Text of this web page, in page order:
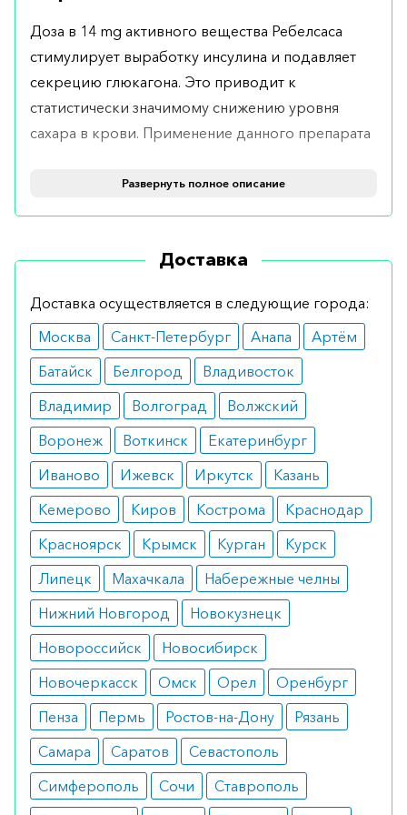
Доза в 14 mg активного вещества Ребелсаса
стимулирует выработку инсулина и подавляет
секрецию глюкагона. Это приводит к
статистически значимому снижению уровня
сахара в крови. Применение данного препарата
уменьшает аппетит.
Показания
Показания к применению препарата включают в
типа. По данным статистических анализов,
препарат эффективен как в монотерапии, так и в
комбинации с другими антидиабетическими
средствами.
Противопоказания
Ограничения к применению препарата
включают индивидуальную непереносимость,
сахарный диабет 1 типа и диабетический
кетоацидоз. Пациенты в этих группах не должны
пить Ребелсас. Не прописывают медикамент
детям до 18 лет.
Побочные эффекты
Сравнение данных показывает, что побочные
эффекты включают тошноту, рвоту, диарею и
головную боль. Однако эти эффекты, как
правило, прекращаются после первого месяца
терапии.
Развернуть полное описание
Доставка
Доставка осуществляется в следующие города:
Москва
Санкт-Петербург Анапа
Артём
Батайск
Белгород
Владивосток
Владимир
Волгоград
Волжский
Воронеж
Воткинск
Екатеринбург
Иваново
Ижевск Иркутск
Казань
Кемерово
Киров Кострома
Краснодар
Красноярск
Крымск Курган
Курск
Липецк
Махачкала
Набережные челны
Нижний Новгород
Новокузнецк
Новороссийск
Новосибирск
Новочеркасск
Омск Орел
Оренбург
Пенза
Пермь Ростов-на-Дону
Рязань
Самара
Саратов
Севастополь
Симферополь
Сочи
Ставрополь